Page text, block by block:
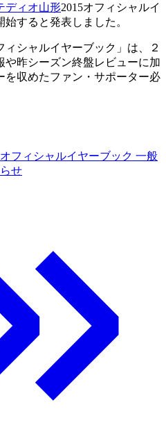
ディオ山形2015オフィシャルイ
すると発表しました。
ィシャルイヤーブック」は、２
や昨シーズン終盤レビューに加
を収めたファン・サポーター必
フィシャルイヤーブック 一般
せ